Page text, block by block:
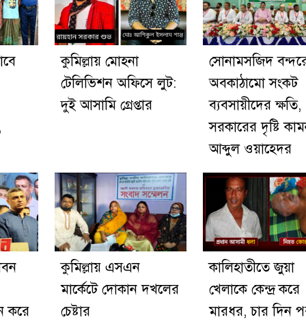
কুমিল্লায় মোহনা
টেলিভিশন অফিসে লুট:
দুই আসামি গ্রেপ্তার
সোনামসজিদ
অবকাঠামো সংকট
ব্যবসায়ীদের ক্ষতি,
সরকারের দৃষ্টি
আব্দুল ওয়াহেদর
করে
কুমিল্লায় এসএন
মার্কেটে দোকান দখলের
চেষ্টার
কালিহাতীতে জুয়া
খেলাকে কেন্দ্র করে
মারধর, চার দিন